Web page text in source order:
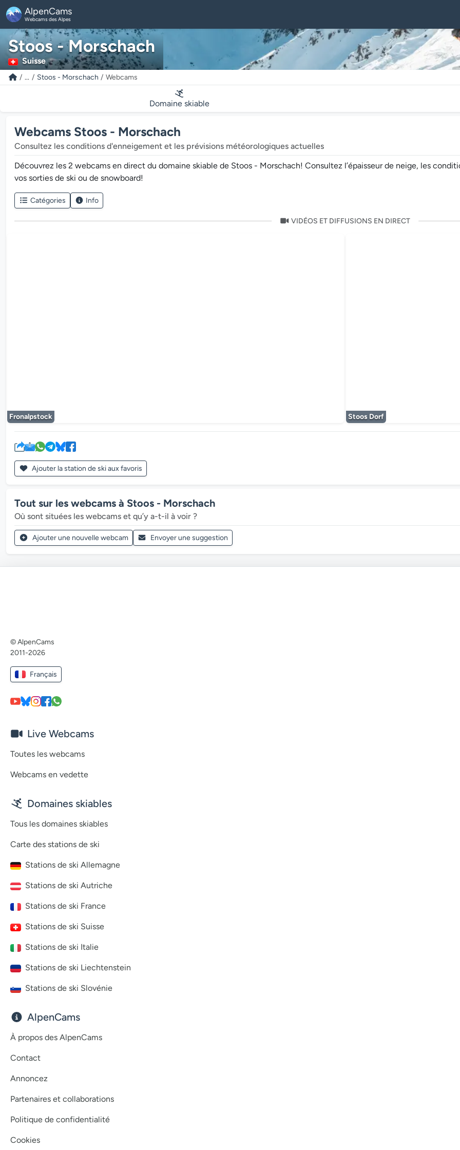
AlpenCams
Webcams des Alpes
Stoos - Morschach
Suisse
... Stoos - Morschach Webcams
Domaine skiable
Webcams Stoos - Morschach
Consultez les conditions d'enneigement et les prévisions météorologiques actuelles
Découvrez les 2 webcams en direct du domaine skiable de Stoos - Morschach! Consultez l’épaisseur de neige, les
vos sorties de ski ou de snowboard!
Catégories Info
VIDÉOS ET DIFFUSIONS EN DIRECT
Fronalpstock Stoos Dorf
Ajouter la station de ski aux favoris
Tout sur les webcams à Stoos - Morschach
Où sont situées les webcams et qu’y a-t-il à voir ?
Ajouter une nouvelle webcam Envoyer une suggestion
© AlpenCams
2011-2026
Français
Live Webcams
Toutes les webcams
Webcams en vedette
Domaines skiables
Tous les domaines skiables
Carte des stations de ski
Stations de ski Allemagne
Stations de ski Autriche
Stations de ski France
Stations de ski Suisse
Stations de ski Italie
Stations de ski Liechtenstein
Stations de ski Slovénie
AlpenCams
À propos des AlpenCams
Contact
Annoncez
Partenaires et collaborations
Politique de confidentialité
Cookies